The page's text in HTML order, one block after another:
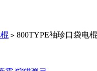
> 800TYPE袖珍口袋电棍